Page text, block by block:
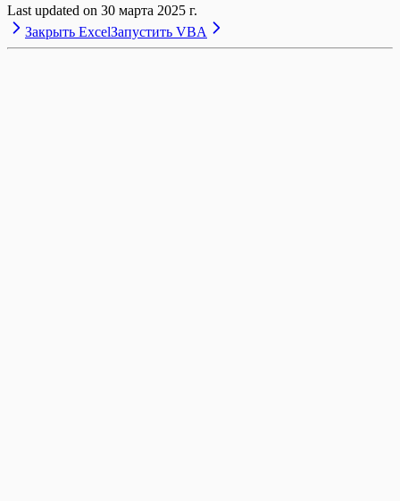
Last updated on 30 марта 2025 г.
Закрыть ExcelЗапустить VBA